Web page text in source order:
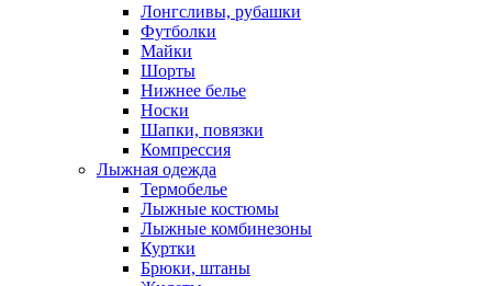
Лонгсливы, рубашки
Футболки
Майки
Шорты
Нижнее белье
Носки
Шапки, повязки
Компрессия
Лыжная одежда
Термобелье
Лыжные костюмы
Лыжные комбинезоны
Куртки
Брюки, штаны